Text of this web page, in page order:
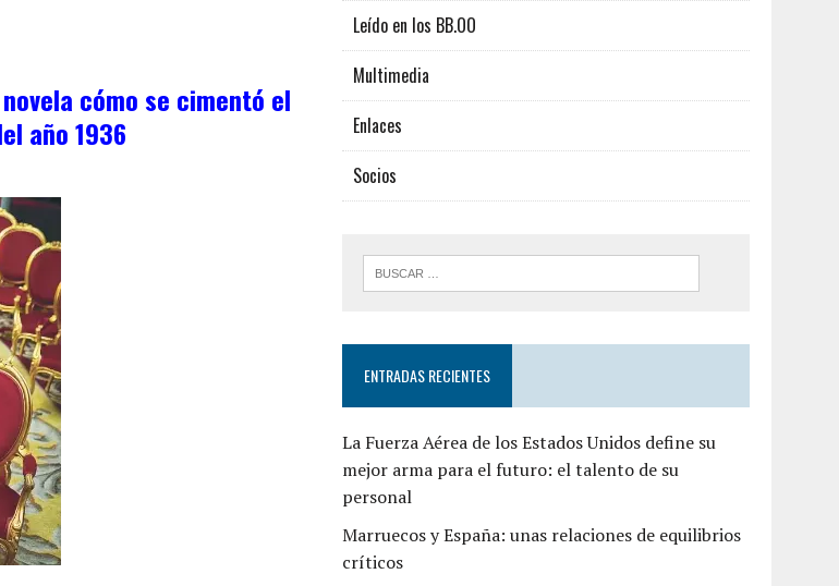
cómo se cimentó el
año 1936
Leído en los BB.OO
Multimedia
Enlaces
Socios
ENTRADAS RECIENTES
La Fuerza Aérea de los Estados Unidos define su
mejor arma para el futuro: el talento de su
personal
Marruecos y España: unas relaciones de equilibrios
críticos